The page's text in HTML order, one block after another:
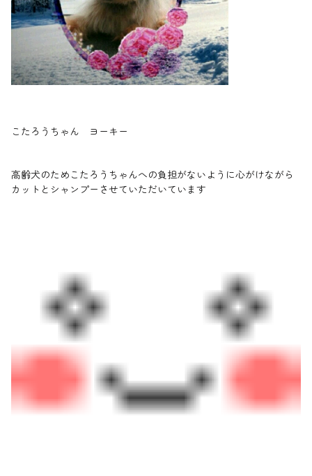
こたろうちゃん ヨーキー
高齢犬のためこたろうちゃんへの負担がないように心がけながら
カットとシャンプーさせていただいています